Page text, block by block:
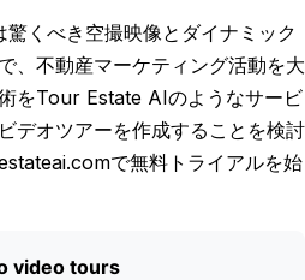
くべき空撮映像とダイナミック
、不動産マーケティング活動を大
をTour Estate AIのようなサービ
デオツアーを作成することを検討
で無料トライアルを始
video tours